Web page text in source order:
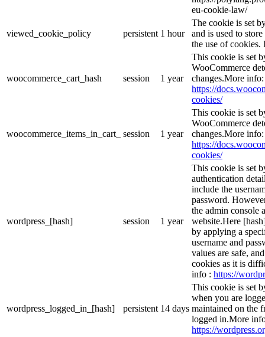
eu-cookie-law/
viewed_cookie_policy persistent 1 hour
The cookie is set
and is used to
the use of cookies.
woocommerce_cart_hash session 1 year
This cookie is set
WooCommerce
changes.More info:
https://
cookies/
woocommerce_items_in_cart_ session 1 year
This cookie is set
WooCommerce
changes.More info:
https://
cookies/
wordpress_[hash] session 1 year
This cookie is set
authentication
include the
password.
the admin console
website.Here
by applying a
username and
values are safe,
cookies as it is
info : https://
wordpress_logged_in_[hash] persistent 14 days
This cookie is set
when you are
maintained on the
logged in.More
https://